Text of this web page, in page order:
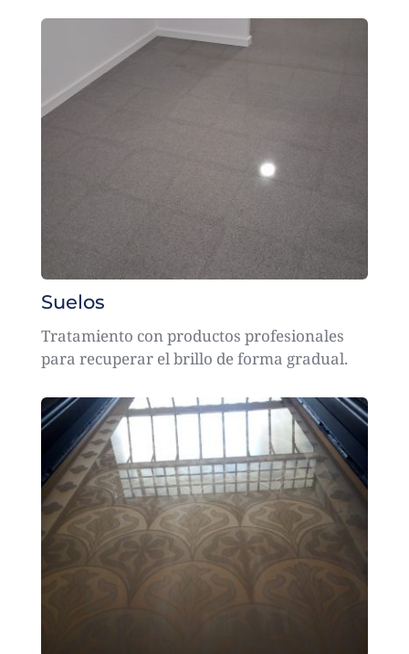
Suelos
Tratamiento con productos profesionales
para recuperar el brillo de forma gradual.